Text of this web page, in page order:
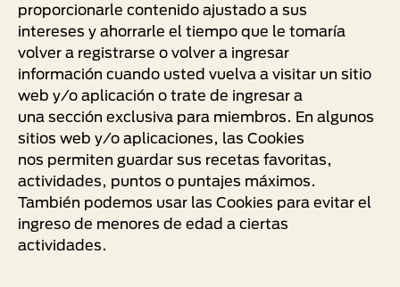
proporcionarle contenido ajustado a sus
intereses y ahorrarle el tiempo que le tomaría
volver a registrarse o volver a ingresar
información cuando usted vuelva a visitar un sitio
web y/o aplicación o trate de ingresar a
una sección exclusiva para miembros. En algunos
sitios web y/o aplicaciones, las Cookies
nos permiten guardar sus recetas favoritas,
actividades, puntos o puntajes máximos.
También podemos usar las Cookies para evitar el
ingreso de menores de edad a ciertas
actividades.